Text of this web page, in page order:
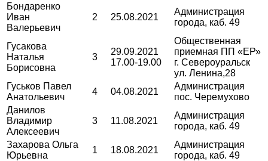
Бондаренко
Иван
Валерьевич
2 25.08.2021
Администрация
города, каб. 49
Гусакова
Наталья
Борисовна
3
29.09.2021
17.00-19.00
Общественная
приемная ПП «ЕР»
г. Североуральск
ул. Ленина,28
Гуськов Павел
Анатольевич
4 04.08.2021
Администрация
пос. Черемухово
Данилов
Владимир
Алексеевич
3 11.08.2021
Администрация
города, каб. 49
Захарова Ольга
Юрьевна
1 18.08.2021
Администрация
города, каб. 49